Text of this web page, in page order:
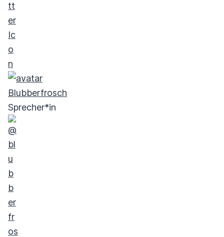
Blubberfrosch
Sprecher*in